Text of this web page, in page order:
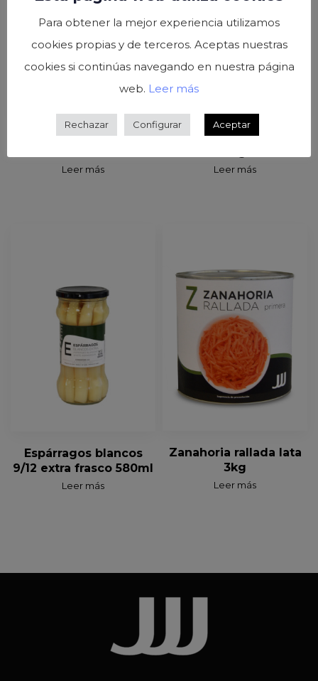
Espárragos blancos
Leer más
Remolacha rodajas lata
Leer más
Espárragos blancos
9/12 extra frasco 580ml
Leer más
Zanahoria rallada lata
3kg
Leer más
Para obtener la mejor experiencia utilizamos
cookies propias y de terceros. Aceptas nuestras
cookies si continúas navegando en nuestra página
web. Leer más
Rechazar Configurar Aceptar